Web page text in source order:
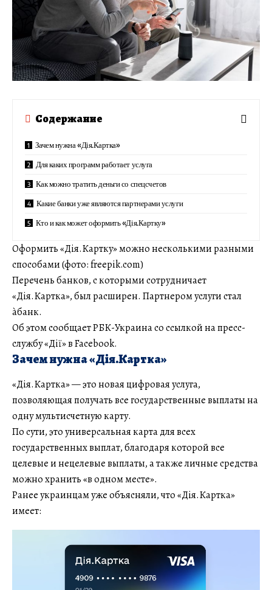
Содержание
Зачем нужна «Дія.Картка»
Для каких программ работает услуга
Как можно тратить деньги со спецсчетов
Какие банки уже являются партнерами услуги
Кто и как может оформить «Дія.Картку»
Оформить «Дія.Картку» можно несколькими разными
способами (фото: freepik.com)
Перечень банков, с которыми сотрудничает
«Дія.Картка», был расширен. Партнером услуги стал
àбанк.
Об этом сообщает РБК-Украина со ссылкой на пресс-
службу «Дії» в Facebook.
Зачем нужна «Дія.Картка»
«Дія.Картка» — это новая цифровая услуга,
позволяющая получать все государственные выплаты на
одну мультисчетную карту.
По сути, это универсальная карта для всех
государственных выплат, благодаря которой все
целевые и нецелевые выплаты, а также личные средства
можно хранить «в одном месте».
Ранее украинцам уже объясняли, что «Дія.Картка»
имеет: